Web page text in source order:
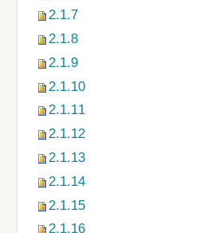
2.1.7
2.1.8
2.1.9
2.1.10
2.1.11
2.1.12
2.1.13
2.1.14
2.1.15
2.1.16